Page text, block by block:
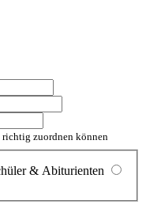
zuordnen können
& Abiturienten